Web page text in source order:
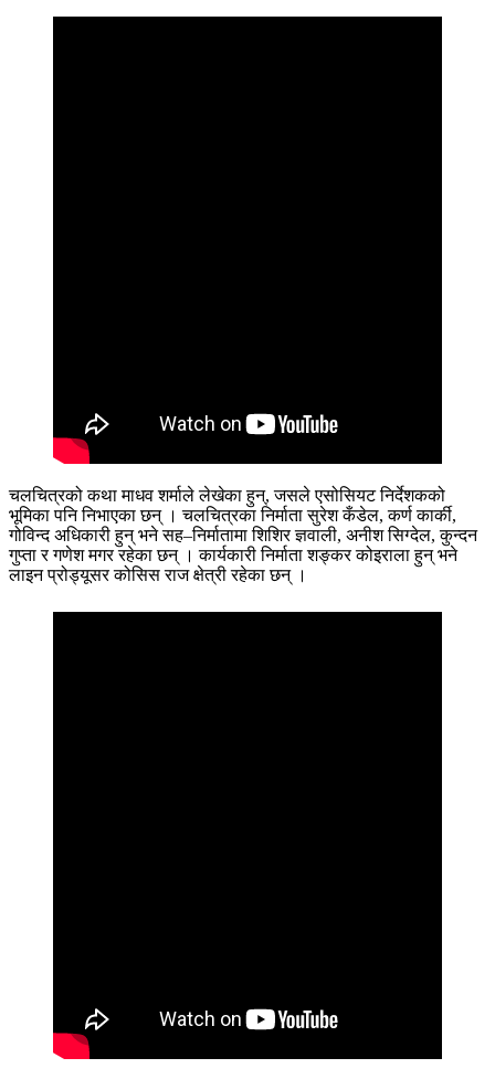
चलचित्रको कथा माधव शर्माले लेखेका हुन्, जसले एसोसियट निर्देशकको
भूमिका पनि निभाएका छन् । चलचित्रका निर्माता सुरेश कँडेल, कर्ण कार्की,
गोविन्द अधिकारी हुन् भने सह–निर्मातामा शिशिर ज्ञवाली, अनीश सिग्देल, कुन्दन
गुप्ता र गणेश मगर रहेका छन् । कार्यकारी निर्माता शङ्कर कोइराला हुन् भने
लाइन प्रोड्यूसर कोसिस राज क्षेत्री रहेका छन् ।